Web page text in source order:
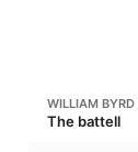
WILLIAM BYRD
The battell